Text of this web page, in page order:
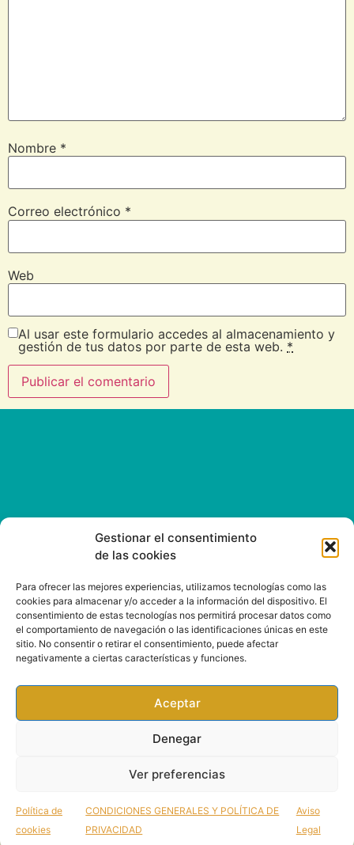
Gestionar el consentimiento
de las cookies
Para ofrecer las mejores experiencias, utilizamos tecnologías como las
cookies para almacenar y/o acceder a la información del dispositivo. El
consentimiento de estas tecnologías nos permitirá procesar datos como
el comportamiento de navegación o las identificaciones únicas en este
sitio. No consentir o retirar el consentimiento, puede afectar
negativamente a ciertas características y funciones.
Aceptar
Denegar
Ver preferencias
Política de
cookies
CONDICIONES GENERALES Y POLÍTICA DE
PRIVACIDAD
Aviso
Legal
Nombre *
Correo electrónico *
Web
Al usar este formulario accedes al almacenamiento y
gestión de tus datos por parte de esta web. *
CONTACT
All rights reserved. Rootsound 2020 |
conditions and privacy policy